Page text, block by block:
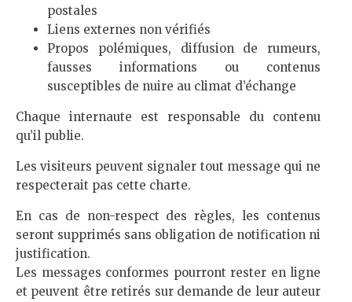
postales
Liens externes non vérifiés
Propos polémiques, diffusion de rumeurs,
fausses informations ou contenus
susceptibles de nuire au climat d’échange
Chaque internaute est responsable du contenu
qu’il publie.
Les visiteurs peuvent signaler tout message qui ne
respecterait pas cette charte.
En cas de non-respect des règles, les contenus
seront supprimés sans obligation de notification ni
justification.
Les messages conformes pourront rester en ligne
et peuvent être retirés sur demande de leur auteur